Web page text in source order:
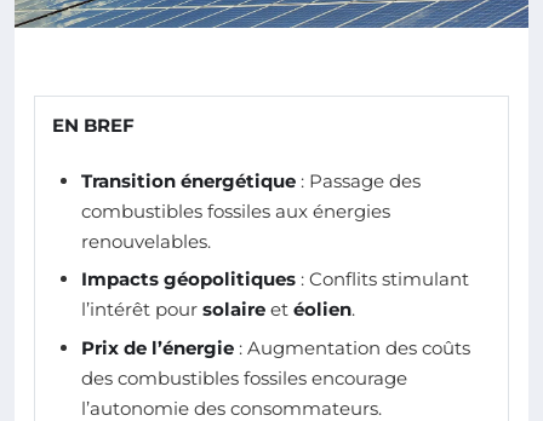
EN BREF
Transition énergétique : Passage des
combustibles fossiles aux énergies
renouvelables.
Impacts géopolitiques : Conflits stimulant
l’intérêt pour solaire et éolien.
Prix de l’énergie : Augmentation des coûts
des combustibles fossiles encourage
l’autonomie des consommateurs.